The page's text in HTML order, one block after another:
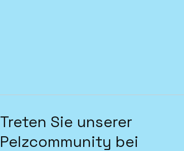
Treten Sie unserer
Pelzcommunity bei